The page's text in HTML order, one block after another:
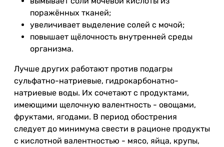
поражённых тканей;
увеличивает выделение солей с мочой;
повышает щёлочность внутренней среды
организма.
Лучше других работают против подагры
сульфатно-натриевые, гидрокарбонатно-
натриевые воды. Их сочетают с продуктами,
имеющими щелочную валентность - овощами,
фруктами, ягодами. В период обострения
следует до минимума свести в рационе продукты
с кислотной валентностью - мясо, яйца, крупы,